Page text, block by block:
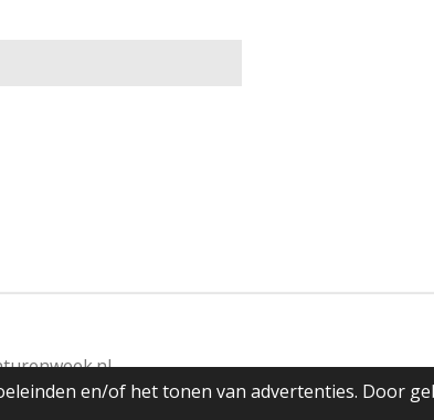
en/of het tonen van advertenties. Door